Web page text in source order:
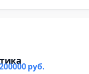
руб.